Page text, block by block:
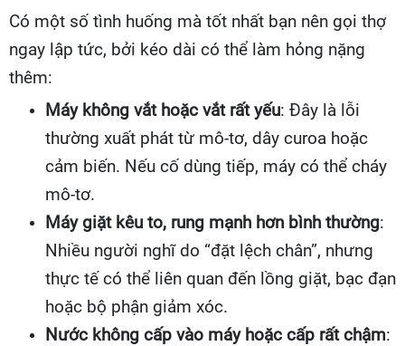
Có một số tình huống mà tốt nhất bạn nên gọi thợ
ngay lập tức, bởi kéo dài có thể làm hỏng nặng
thêm:
Máy không vắt hoặc vắt rất yếu: Đây là lỗi
thường xuất phát từ mô-tơ, dây curoa hoặc
cảm biến. Nếu cố dùng tiếp, máy có thể cháy
mô-tơ.
Máy giặt kêu to, rung mạnh hơn bình thường:
Nhiều người nghĩ do “đặt lệch chân”, nhưng
thực tế có thể liên quan đến lồng giặt, bạc đạn
hoặc bộ phận giảm xóc.
Nước không cấp vào máy hoặc cấp rất chậm: